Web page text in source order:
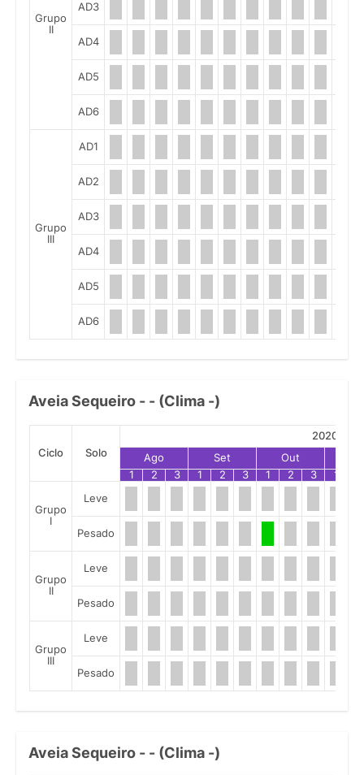
Grupo
II
AD3
AD4
AD5
AD6
Grupo
III
AD1
AD2
AD3
AD4
AD5
AD6
Aveia Sequeiro - - (Clima -)
Ciclo Solo
2020
Ago
Set Out
1
2 3 1 2 3 1 2 3 1
Grupo
I
Leve
Pesado
Grupo
II
Leve
Pesado
Grupo
III
Leve
Pesado
Aveia Sequeiro - - (Clima -)